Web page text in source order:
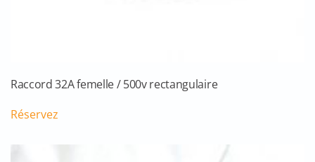
Raccord 32A femelle / 500v rectangulaire
Réservez